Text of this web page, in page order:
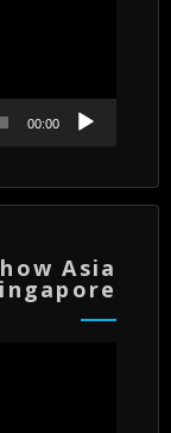
00:00
Asia